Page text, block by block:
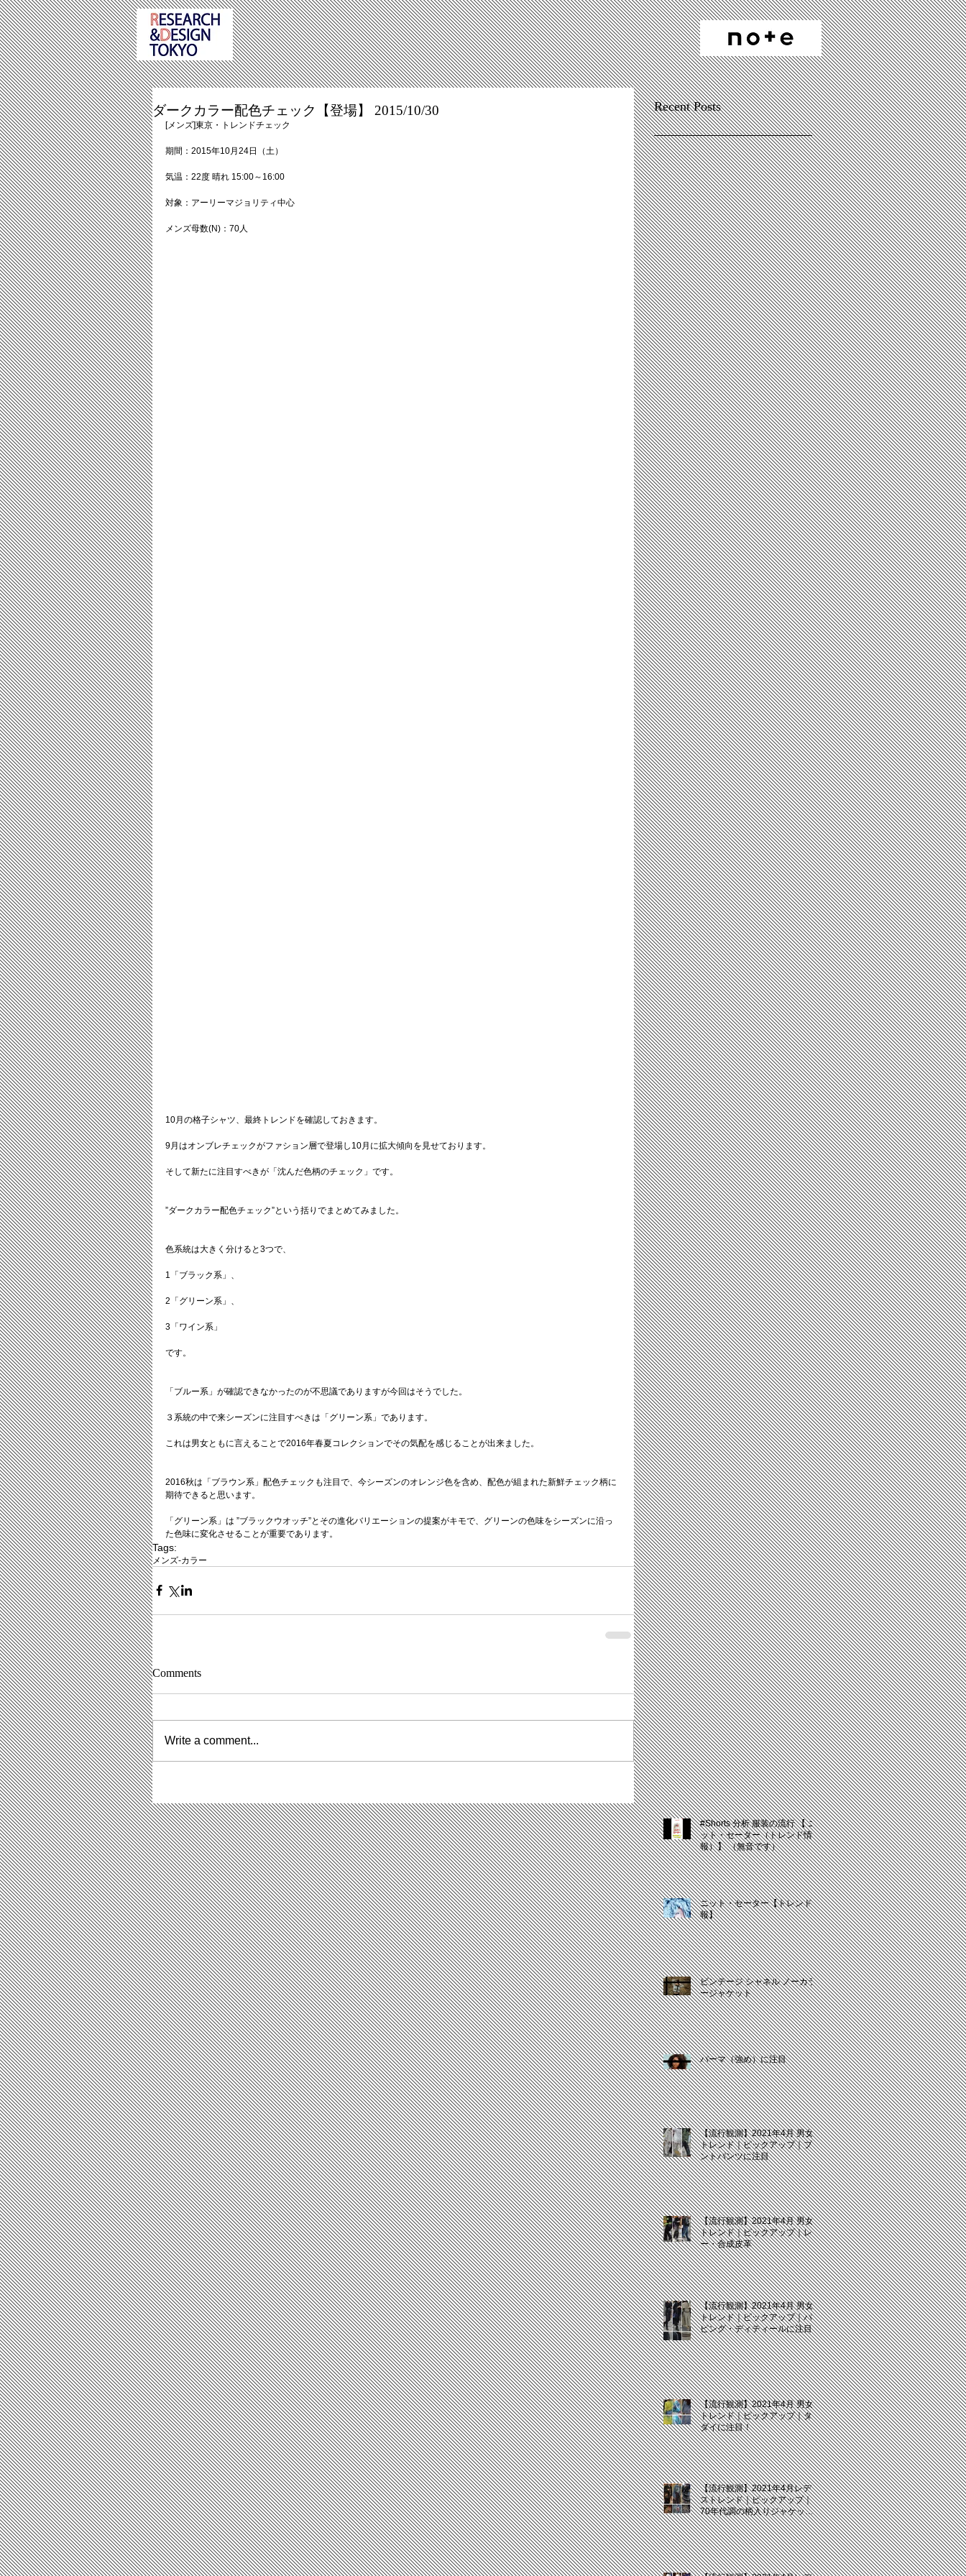
ダークカラー配色チェック【登場】 2015/10/30
[メンズ]東京・トレンドチェック
期間：2015年10月24日（土）
気温：22度 晴れ 15:00～16:00
対象：アーリーマジョリティ中心
メンズ母数(N)：70人
10月の格子シャツ、最終トレンドを確認しておきます。
9月はオンブレチェックがファション層で登場し10月に拡大傾向を見せております。
そして新たに注目すべきが「沈んだ色柄のチェック」です。
”ダークカラー配色チェック”という括りでまとめてみました。
色系統は大きく分けると3つで、
1「ブラック系」、
2「グリーン系」、
3「ワイン系」
です。
「ブルー系」が確認できなかったのが不思議でありますが今回はそうでした。
３系統の中で来シーズンに注目すべきは「グリーン系」であります。
これは男女ともに言えることで2016年春夏コレクションでその気配を感じることが出来ました。
2016秋は「ブラウン系」配色チェックも注目で、今シーズンのオレンジ色を含め、配色が組まれた新鮮チェック柄に
期待できると思います。
「グリーン系」は ”ブラックウオッチ”とその進化バリエーションの提案がキモで、グリーンの色味をシーズンに沿っ
た色味に変化させることが重要であります。
Tags:
メンズ-カラー
Comments
Write a comment...
Recent Posts
#Shorts 分析 服装の流行 【 ニ
ット・セーター（トレンド情
報）】 （無音です）
ニット・セーター【トレンド情
報】
ビンテージ シャネル ノーカラ
ージャケット
パーマ（強め）に注目
【流行観測】2021年4月 男女
トレンド｜ピックアップ｜プリ
ントパンツに注目
【流行観測】2021年4月 男女
トレンド｜ピックアップ｜レザ
ー・合成皮革
【流行観測】2021年4月 男女
トレンド｜ピックアップ｜パイ
ピング・ディティールに注目
【流行観測】2021年4月 男女
トレンド｜ピックアップ｜タイ
ダイに注目！
【流行観測】2021年4月レディ
ストレンド｜ピックアップ｜
70年代調の柄入りジャケット
に注目！